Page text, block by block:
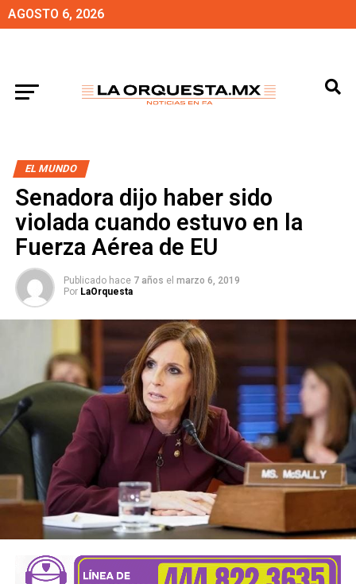
AGOSTO 6, 2026
EL MUNDO
Senadora dijo haber sido
violada cuando estuvo en la
Fuerza Aérea de EU
Publicado hace 7 años el marzo 6, 2019
Por LaOrquesta